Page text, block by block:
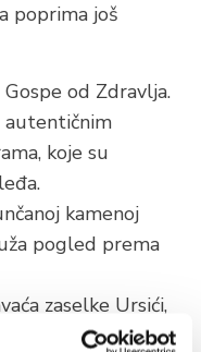
poprima još
od Zdravlja.
autentičnim
koje su
kamenoj
pogled prema
zaselke Ursići,
Ovi su se